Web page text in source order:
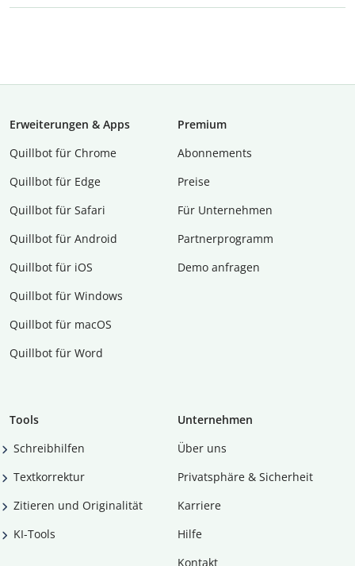
Erweiterungen & Apps
Quillbot für Chrome
Quillbot für Edge
Quillbot für Safari
Quillbot für Android
Quillbot für iOS
Quillbot für Windows
Quillbot für macOS
Quillbot für Word
Premium
Abon­ne­ments
Preise
Für Unternehmen
Partnerprogramm
Demo anfragen
Tools
Schreibhilfen
Textkorrektur
Zitieren und Originalität
KI-Tools
Unternehmen
Über uns
Privatsphäre & Sicherheit
Karriere
Hilfe
Kontakt